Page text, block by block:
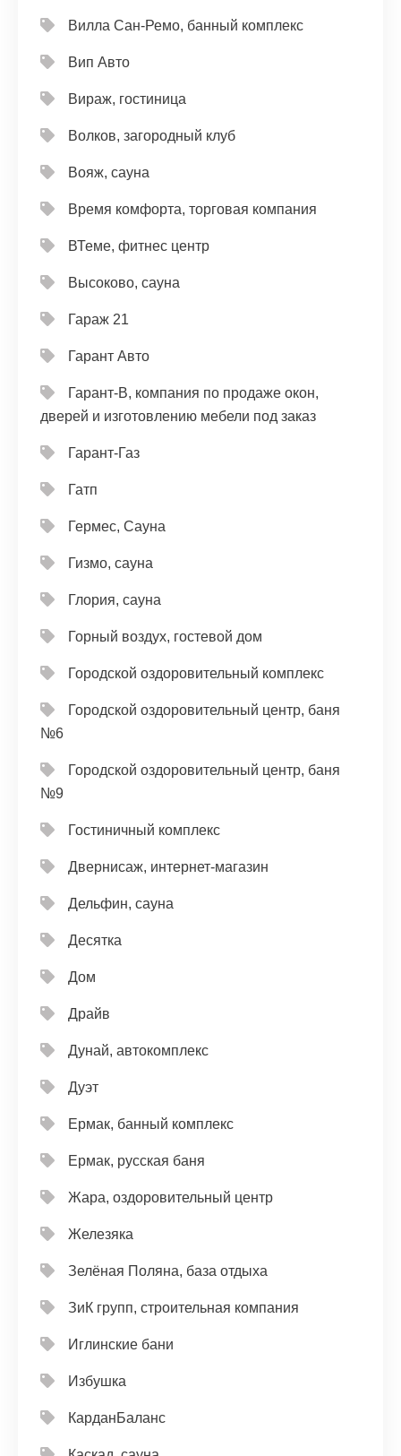
Вилла Сан-Ремо, банный комплекс
Вип Авто
Вираж, гостиница
Волков, загородный клуб
Вояж, сауна
Время комфорта, торговая компания
ВТеме, фитнес центр
Высоково, сауна
Гараж 21
Гарант Авто
Гарант-В, компания по продаже окон,
дверей и изготовлению мебели под заказ
Гарант-Газ
Гатп
Гермес, Сауна
Гизмо, сауна
Глория, сауна
Горный воздух, гостевой дом
Городской оздоровительный комплекс
Городской оздоровительный центр, баня
№6
Городской оздоровительный центр, баня
№9
Гостиничный комплекс
Двернисаж, интернет-магазин
Дельфин, сауна
Десятка
Дом
Драйв
Дунай, автокомплекс
Дуэт
Ермак, банный комплекс
Ермак, русская баня
Жара, оздоровительный центр
Железяка
Зелёная Поляна, база отдыха
ЗиК групп, строительная компания
Иглинские бани
Избушка
КарданБаланс